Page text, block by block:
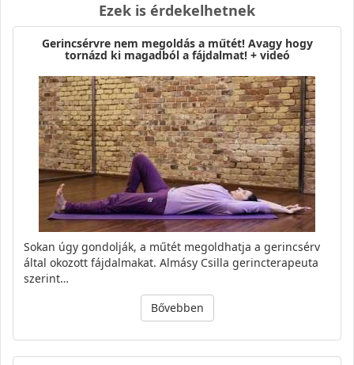
Ezek is érdekelhetnek
Gerincsérvre nem megoldás a műtét! Avagy hogy
tornázd ki magadból a fájdalmat! + videó
Sokan úgy gondolják, a műtét megoldhatja a gerincsérv
által okozott fájdalmakat. Almásy Csilla gerincterapeuta
szerint…
Bővebben